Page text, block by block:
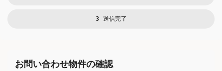
3 送信完了
お問い合わせ物件の確認